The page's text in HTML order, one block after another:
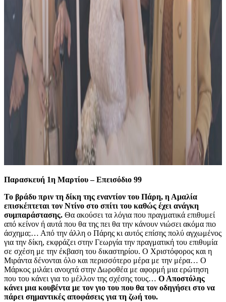
Παρασκευή 1η Μαρτίου – Επεισόδιο 99
Το βράδυ πριν τη δίκη της εναντίον του Πάρη, η Αμαλία
επισκέπτεται τον Ντίνο στο σπίτι του καθώς έχει ανάγκη
συμπαράστασης. Θα ακούσει τα λόγια που πραγματικά επιθυμεί
από κείνον ή αυτά που θα της πει θα την κάνουν νιώσει ακόμα πιο
άσχημα;… Από την άλλη ο Πάρης κι αυτός επίσης πολύ αγχωμένος
για την δίκη, εκφράζει στην Γεωργία την πραγματική του επιθυμία
σε σχέση με την έκβαση του δικαστηρίου. Ο Χριστόφορος και η
Μιράντα δένονται όλο και περισσότερο μέρα με την μέρα… Ο
Μάρκος μιλάει ανοιχτά στην Δωροθέα με αφορμή μια ερώτηση
που του κάνει για το μέλλον της σχέσης τους… Ο Αποστόλης
κάνει μια κουβέντα με τον γιο του που θα τον οδηγήσει στο να
πάρει σημαντικές αποφάσεις για τη ζωή του.